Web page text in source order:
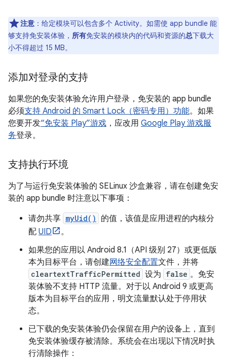
注意 ：给定模块可以包含多个 Activity。如需使 app bundle 能
够支持免安装体验， 所有免安装的模块内的代码和资源的总下载大
小不得超过 15 MB。
添加对登录的支持
如果您的免安装体验允许用户登录，免安装的 app bundle
必须支持 Android 的 Smart Lock（密码专用）功能。如果
您要开发“免安装 Play”游戏 ，应改用 Google Play 游戏服
务登录。
支持执行环境
为了与运行免安装体验的 SELinux 沙盒兼容，请在创建免安
装的 app bundle 时注意以下事项：
请勿共享 myUid()
的值，该值是应用进程的内核分
配 UID
。
如果您的应用以 Android 8.1（API 级别 27）或更低版
本为目标平台，请创建网络安全配置文件，并将
cleartextTrafficPermitted 设为 false 。免安
装体验不支持 HTTP 流量。对于以 Android 9 或更高
版本为目标平台的应用，明文流量默认处于停用状
态。
已下载的免安装体验仍会保留在用户的设备上，直到
免安装体验缓存被清除。系统会在出现以下情况时执
行清除操作：